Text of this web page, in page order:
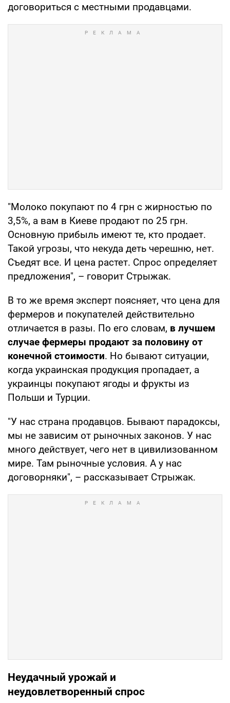
договориться с местными продавцами.
"Молоко покупают по 4 грн с жирностью по
3,5%, а вам в Киеве продают по 25 грн.
Основную прибыль имеют те, кто продает.
Такой угрозы, что некуда деть черешню, нет.
Съедят все. И цена растет. Спрос определяет
предложения", – говорит Стрыжак.
В то же время эксперт поясняет, что цена для
фермеров и покупателей действительно
отличается в разы. По его словам, в лучшем
случае фермеры продают за половину от
конечной стоимости. Но бывают ситуации,
когда украинская продукция пропадает, а
украинцы покупают ягоды и фрукты из
Польши и Турции.
"У нас страна продавцов. Бывают парадоксы,
мы не зависим от рыночных законов. У нас
много действует, чего нет в цивилизованном
мире. Там рыночные условия. А у нас
договорняки", – рассказывает Стрыжак.
Неудачный урожай и
неудовлетворенный спрос